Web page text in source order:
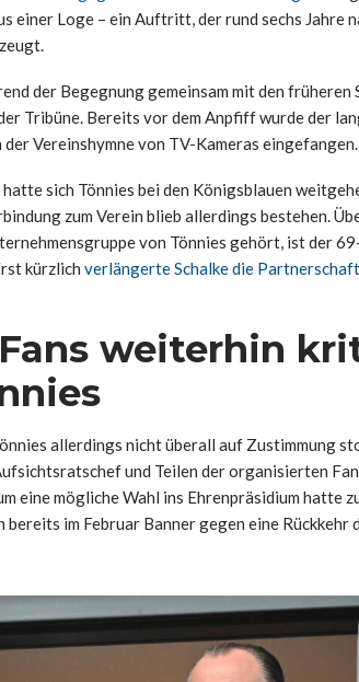
Loge – ein Auftritt, der rund sechs Jahre
der Begegnung gemeinsam mit den früheren
Tribüne. Bereits vor dem Anpfiff wurde der
Vereinshymne von TV-Kameras eingefangen.
sich Tönnies bei den Königsblauen
zum Verein blieb allerdings bestehen.
von Tönnies gehört, ist der
kürzlich verlängerte Schalke die
weiterhin
allerdings nicht überall auf Zustimmung
und Teilen der organisierten
eine mögliche Wahl ins Ehrenpräsidium hatte
im Februar Banner gegen eine Rückkehr